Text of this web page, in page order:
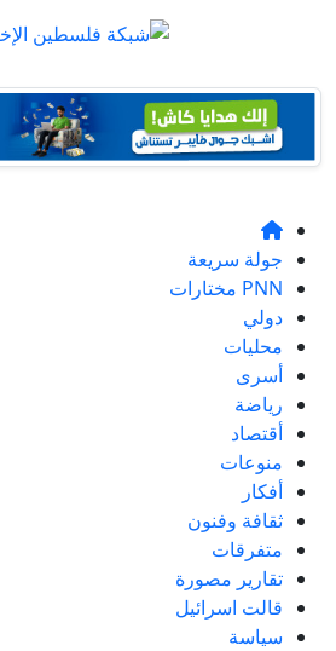
جولة سريعة
PNN مختارات
دولي
محليات
أسرى
رياضة
أقتصاد
منوعات
أفكار
ثقافة وفنون
متفرقات
تقارير مصورة
قالت اسرائيل
سياسة